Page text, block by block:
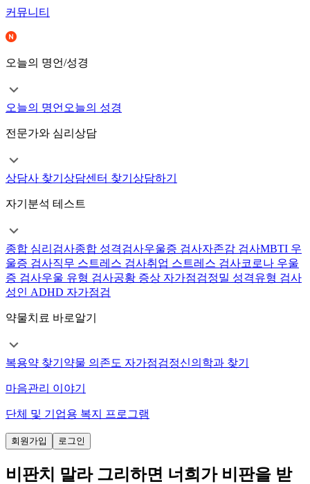
커뮤니티
오늘의 명언/성경
오늘의 명언 오늘의 성경
전문가와 심리상담
상담사 찾기 상담센터 찾기 상담하기
자기분석 테스트
종합 심리검사종합 성격검사우울증 검사자존감 검사MBTI 우
울증 검사직무 스트레스 검사취업 스트레스 검사코로나 우울
증 검사우울 유형 검사공황 증상 자가점검정밀 성격유형 검사
성인 ADHD 자가점검
약물치료 바로알기
복용약 찾기 약물 의존도 자가점검정신의학과 찾기
마음관리 이야기
단체 및 기업용 복지 프로그램
회원가입 로그인
비판치 말라 그리하면 너희가 비판을 받